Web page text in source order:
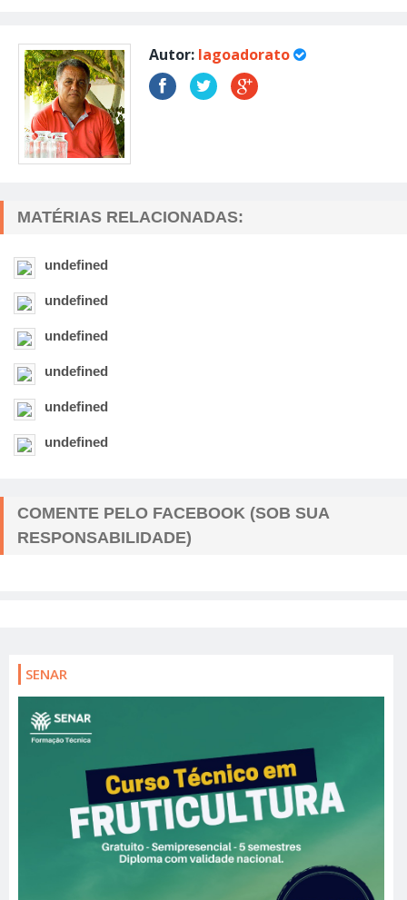
Autor: lagoadorato
MATÉRIAS RELACIONADAS:
undefined
undefined
undefined
undefined
undefined
undefined
COMENTE PELO FACEBOOK (SOB SUA
RESPONSABILIDADE)
SENAR